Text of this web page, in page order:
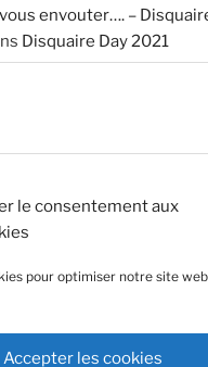
le consentement aux
pour optimiser notre site
Accepter les cookies
envouter…. –
Disquaire Day 2021
FR